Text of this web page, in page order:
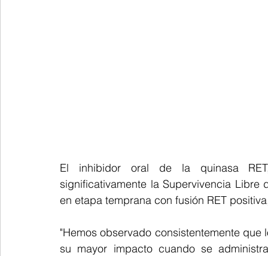
El inhibidor oral de la quinasa
significativamente la Supervivencia
en etapa temprana con fusión RET
"Hemos observado consistentemente
su mayor impacto cuando se